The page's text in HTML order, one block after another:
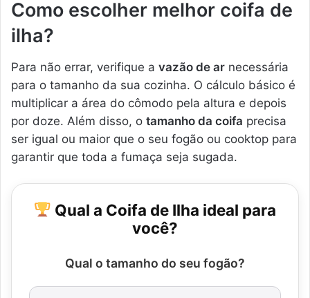
Como escolher melhor coifa de
ilha?
Para não errar, verifique a vazão de ar necessária
para o tamanho da sua cozinha. O cálculo básico é
multiplicar a área do cômodo pela altura e depois
por doze. Além disso, o tamanho da coifa precisa
ser igual ou maior que o seu fogão ou cooktop para
garantir que toda a fumaça seja sugada.
Qual a Coifa de Ilha ideal para
você?
Qual o tamanho do seu fogão?